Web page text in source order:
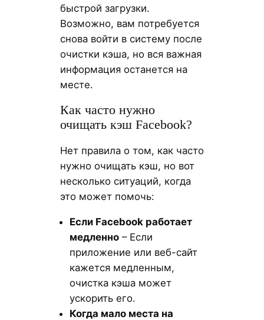
быстрой загрузки.
Возможно, вам потребуется
снова войти в систему после
очистки кэша, но вся важная
информация останется на
месте.
Как часто нужно
очищать кэш Facebook?
Нет правила о том, как часто
нужно очищать кэш, но вот
несколько ситуаций, когда
это может помочь:
Если Facebook работает
медленно– Если
приложение или веб-сайт
кажется медленным,
очистка кэша может
ускорить его.
Когда мало места на